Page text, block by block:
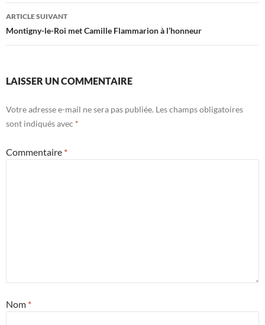
articles
ARTICLE SUIVANT
Montigny-le-Roi met Camille Flammarion à l’honneur
LAISSER UN COMMENTAIRE
Votre adresse e-mail ne sera pas publiée. Les champs obligatoires
sont indiqués avec *
Commentaire *
Nom *